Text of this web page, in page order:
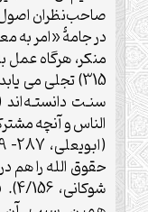
صاحب‌نظران اصول
در جامۀ «امر به
منکر، هرگاه عمل
315) تجلی می
الناس و آنچه